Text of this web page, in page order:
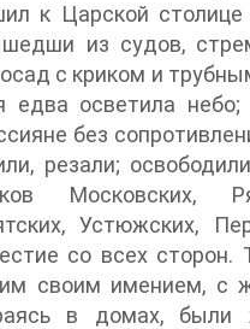
к Царской
из судов,
с криком и
едва осветила небо;
без
резали;
Московских,
Устюжских,
со всех сторон.
своим имением, с
в домах, были